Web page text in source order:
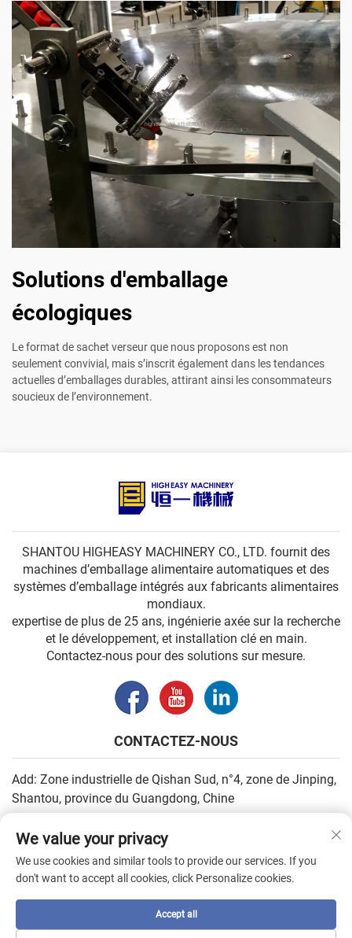
Solutions d'emballage
écologiques
Le format de sachet verseur que nous proposons est non
seulement convivial, mais s’inscrit également dans les tendances
actuelles d’emballages durables, attirant ainsi les consommateurs
soucieux de l’environnement.
SHANTOU HIGHEASY MACHINERY CO., LTD. fournit des
machines d’emballage alimentaire automatiques et des
systèmes d’emballage intégrés aux fabricants alimentaires
mondiaux.
expertise de plus de 25 ans, ingénierie axée sur la recherche
et le développement, et installation clé en main.
Contactez-nous pour des solutions sur mesure.
CONTACTEZ-NOUS
Add: Zone industrielle de Qishan Sud, n°4, zone de Jinping,
Shantou, province du Guangdong, Chine
+86-13502930779
Politique de confidentialité
We value your privacy
We use cookies and similar tools to provide our services. If you
don't want to accept all cookies, click Personalize cookies.
Accept all